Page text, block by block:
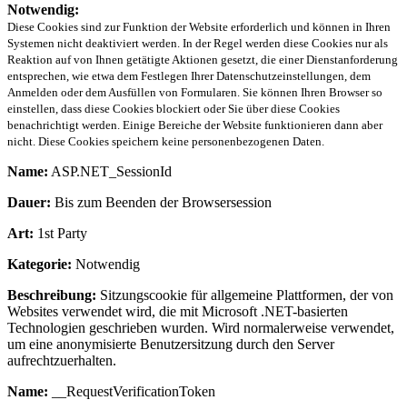
Notwendig:
Diese Cookies sind zur Funktion der Website erforderlich und können in Ihren
Systemen nicht deaktiviert werden. In der Regel werden diese Cookies nur als
Reaktion auf von Ihnen getätigte Aktionen gesetzt, die einer Dienstanforderung
entsprechen, wie etwa dem Festlegen Ihrer Datenschutzeinstellungen, dem
Anmelden oder dem Ausfüllen von Formularen. Sie können Ihren Browser so
einstellen, dass diese Cookies blockiert oder Sie über diese Cookies
benachrichtigt werden. Einige Bereiche der Website funktionieren dann aber
nicht. Diese Cookies speichern keine personenbezogenen Daten.
Name: ASP.NET_SessionId
Dauer: Bis zum Beenden der Browsersession
Art: 1st Party
Kategorie: Notwendig
Beschreibung: Sitzungscookie für allgemeine Plattformen, der von
Websites verwendet wird, die mit Microsoft .NET-basierten
Technologien geschrieben wurden. Wird normalerweise verwendet,
um eine anonymisierte Benutzersitzung durch den Server
aufrechtzuerhalten.
Name: __RequestVerificationToken